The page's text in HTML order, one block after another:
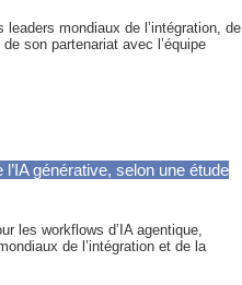
mondiaux de l’intégration, de
son partenariat avec l’équipe
générative, selon une étude
les workflows d’IA agentique,
de l’intégration et de la